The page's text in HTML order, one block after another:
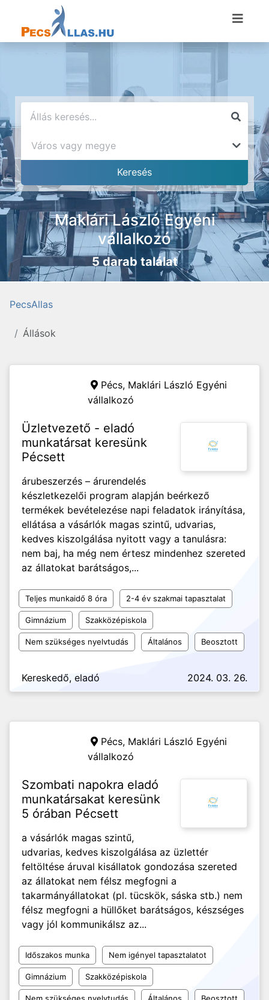
Maklári László Egyéni
vállalkozó
5 darab találat
PecsAllas
Állások
Pécs, Maklári László Egyéni
vállalkozó
Üzletvezető - eladó
munkatársat keresünk
Pécsett
árubeszerzés – árurendelés
készletkezelői program alapján beérkező
termékek bevételezése napi feladatok irányítása,
ellátása a vásárlók magas szintű, udvarias,
kedves kiszolgálása nyitott vagy a tanulásra:
nem baj, ha még nem értesz mindenhez szereted
az állatokat barátságos,...
Teljes munkaidő 8 óra 2-4 év szakmai tapasztalat
Gimnázium Szakközépiskola
Nem szükséges nyelvtudás Általános Beosztott
Kereskedő, eladó 2024. 03. 26.
Pécs, Maklári László Egyéni
vállalkozó
Szombati napokra eladó
munkatársakat keresünk
5 órában Pécsett
a vásárlók magas szintű,
udvarias, kedves kiszolgálása az üzlettér
feltöltése áruval kisállatok gondozása szereted
az állatokat nem félsz megfogni a
takarmányállatokat (pl. tücskök, sáska stb.) nem
félsz megfogni a hüllőket barátságos, készséges
vagy jól kommunikálsz az...
Időszakos munka Nem igényel tapasztalatot
Gimnázium Szakközépiskola